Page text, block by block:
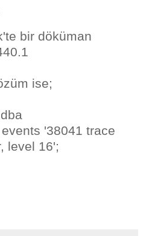
bir döküman
ise;
'38041 trace
level 16';